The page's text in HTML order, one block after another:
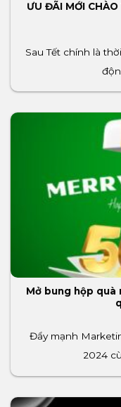
ƯU ĐÃI MỚI
Sau Tết chính là
Mở bung hộp quà
Đẩy mạnh
2024